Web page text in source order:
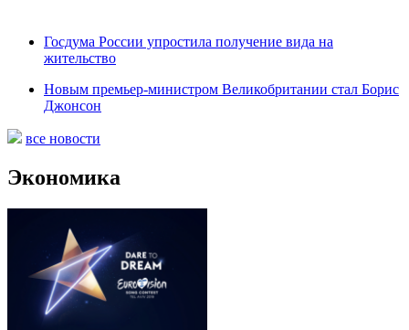
Госдума России упростила получение вида на
жительство
Новым премьер-министром Великобритании стал Борис
Джонсон
все новости
Экономика